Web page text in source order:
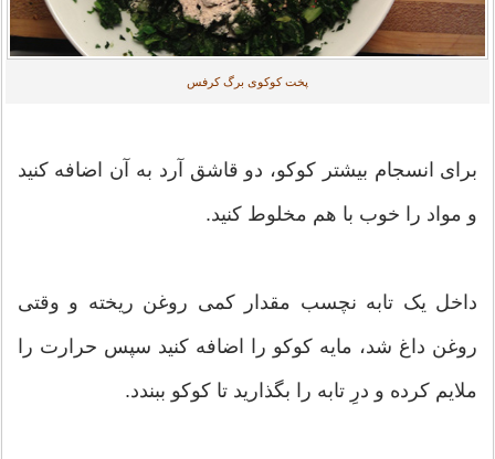
پخت کوکوی برگ کرفس
برای انسجام بیشتر کوکو، دو قاشق آرد به آن اضافه کنید
و مواد را خوب با هم مخلوط کنید.
داخل یک تابه نچسب مقدار کمی روغن ریخته و وقتی
روغن داغ شد، مایه کوکو را اضافه کنید سپس حرارت را
ملایم کرده و درِ تابه را بگذارید تا کوکو ببندد.